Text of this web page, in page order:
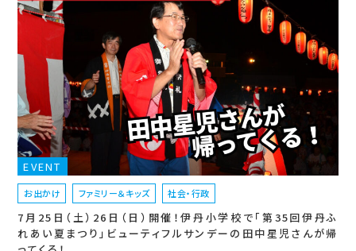
EVENT
お出かけ ファミリー＆キッズ 社会・行政
7月25日（土）26日（日）開催！伊丹小学校で「第35回伊丹ふ
れあい夏まつり」ビューティフルサンデーの田中星児さんが帰